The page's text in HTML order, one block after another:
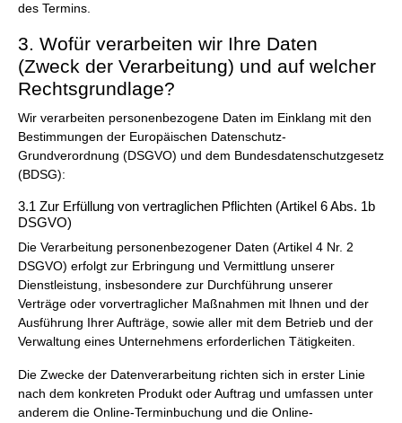
des Termins.
3. Wofür verarbeiten wir Ihre Daten
(Zweck der Verarbeitung) und auf welcher
Rechtsgrundlage?
Wir verarbeiten personenbezogene Daten im Einklang mit den
Bestimmungen der Europäischen Datenschutz-
Grundverordnung (DSGVO) und dem Bundesdatenschutzgesetz
(BDSG):
3.1 Zur Erfüllung von vertraglichen Pflichten (Artikel 6 Abs. 1b
DSGVO)
Die Verarbeitung personenbezogener Daten (Artikel 4 Nr. 2
DSGVO) erfolgt zur Erbringung und Vermittlung unserer
Dienstleistung, insbesondere zur Durchführung unserer
Verträge oder vorvertraglicher Maßnahmen mit Ihnen und der
Ausführung Ihrer Aufträge, sowie aller mit dem Betrieb und der
Verwaltung eines Unternehmens erforderlichen Tätigkeiten.
Die Zwecke der Datenverarbeitung richten sich in erster Linie
nach dem konkreten Produkt oder Auftrag und umfassen unter
anderem die Online-Terminbuchung und die Online-